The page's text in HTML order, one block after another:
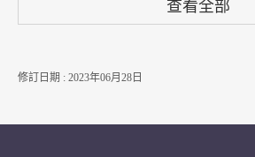
查看全部
修訂日期 : 2023年06月28日